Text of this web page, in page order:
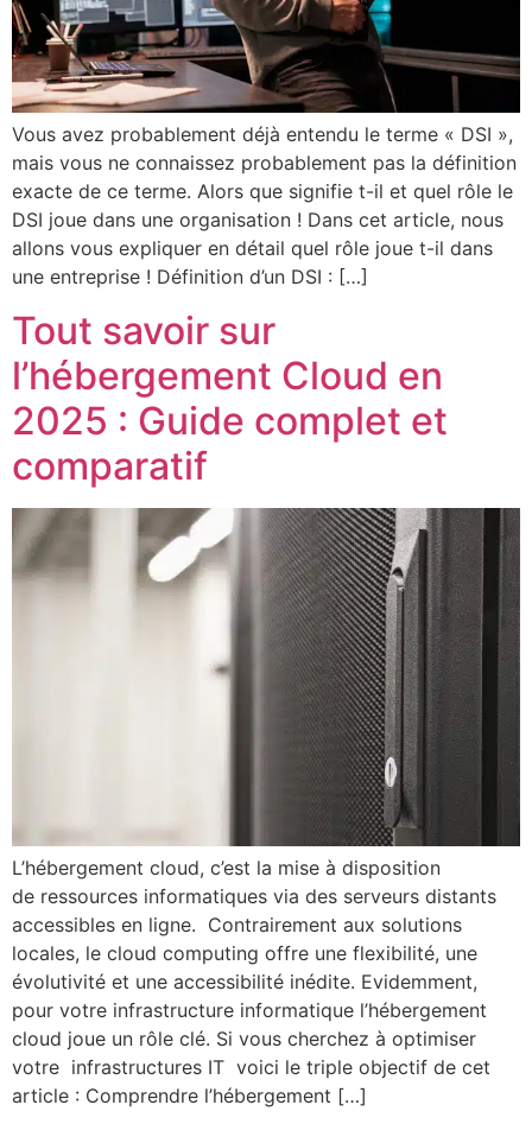
Vous avez probablement déjà entendu le terme « DSI »,
mais vous ne connaissez probablement pas la définition
exacte de ce terme. Alors que signifie t-il et quel rôle le
DSI joue dans une organisation ! Dans cet article, nous
allons vous expliquer en détail quel rôle joue t-il dans
une entreprise ! Définition d’un DSI : […]
Tout savoir sur
l’hébergement Cloud en
2025 : Guide complet et
comparatif
L’hébergement cloud, c’est la mise à disposition
de ressources informatiques via des serveurs distants
accessibles en ligne. Contrairement aux solutions
locales, le cloud computing offre une flexibilité, une
évolutivité et une accessibilité inédite. Evidemment,
pour votre infrastructure informatique l’hébergement
cloud joue un rôle clé. Si vous cherchez à optimiser
votre infrastructures IT voici le triple objectif de cet
article : Comprendre l’hébergement […]